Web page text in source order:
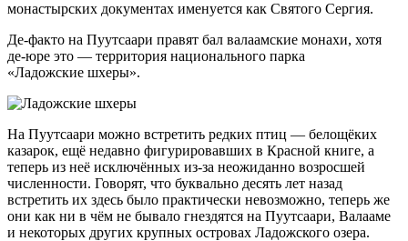
монастырских документах именуется как Святого Сергия.
Де-факто на Пуутсаари правят бал валаамские монахи, хотя
де-юре это — территория национального парка
«Ладожские шхеры».
На Пуутсаари можно встретить редких птиц — белощёких
казарок, ещё недавно фигурировавших в Красной книге, а
теперь из неё исключённых из-за неожиданно возросшей
численности. Говорят, что буквально десять лет назад
встретить их здесь было практически невозможно, теперь же
они как ни в чём не бывало гнездятся на Пуутсаари, Валааме
и некоторых других крупных островах Ладожского озера.